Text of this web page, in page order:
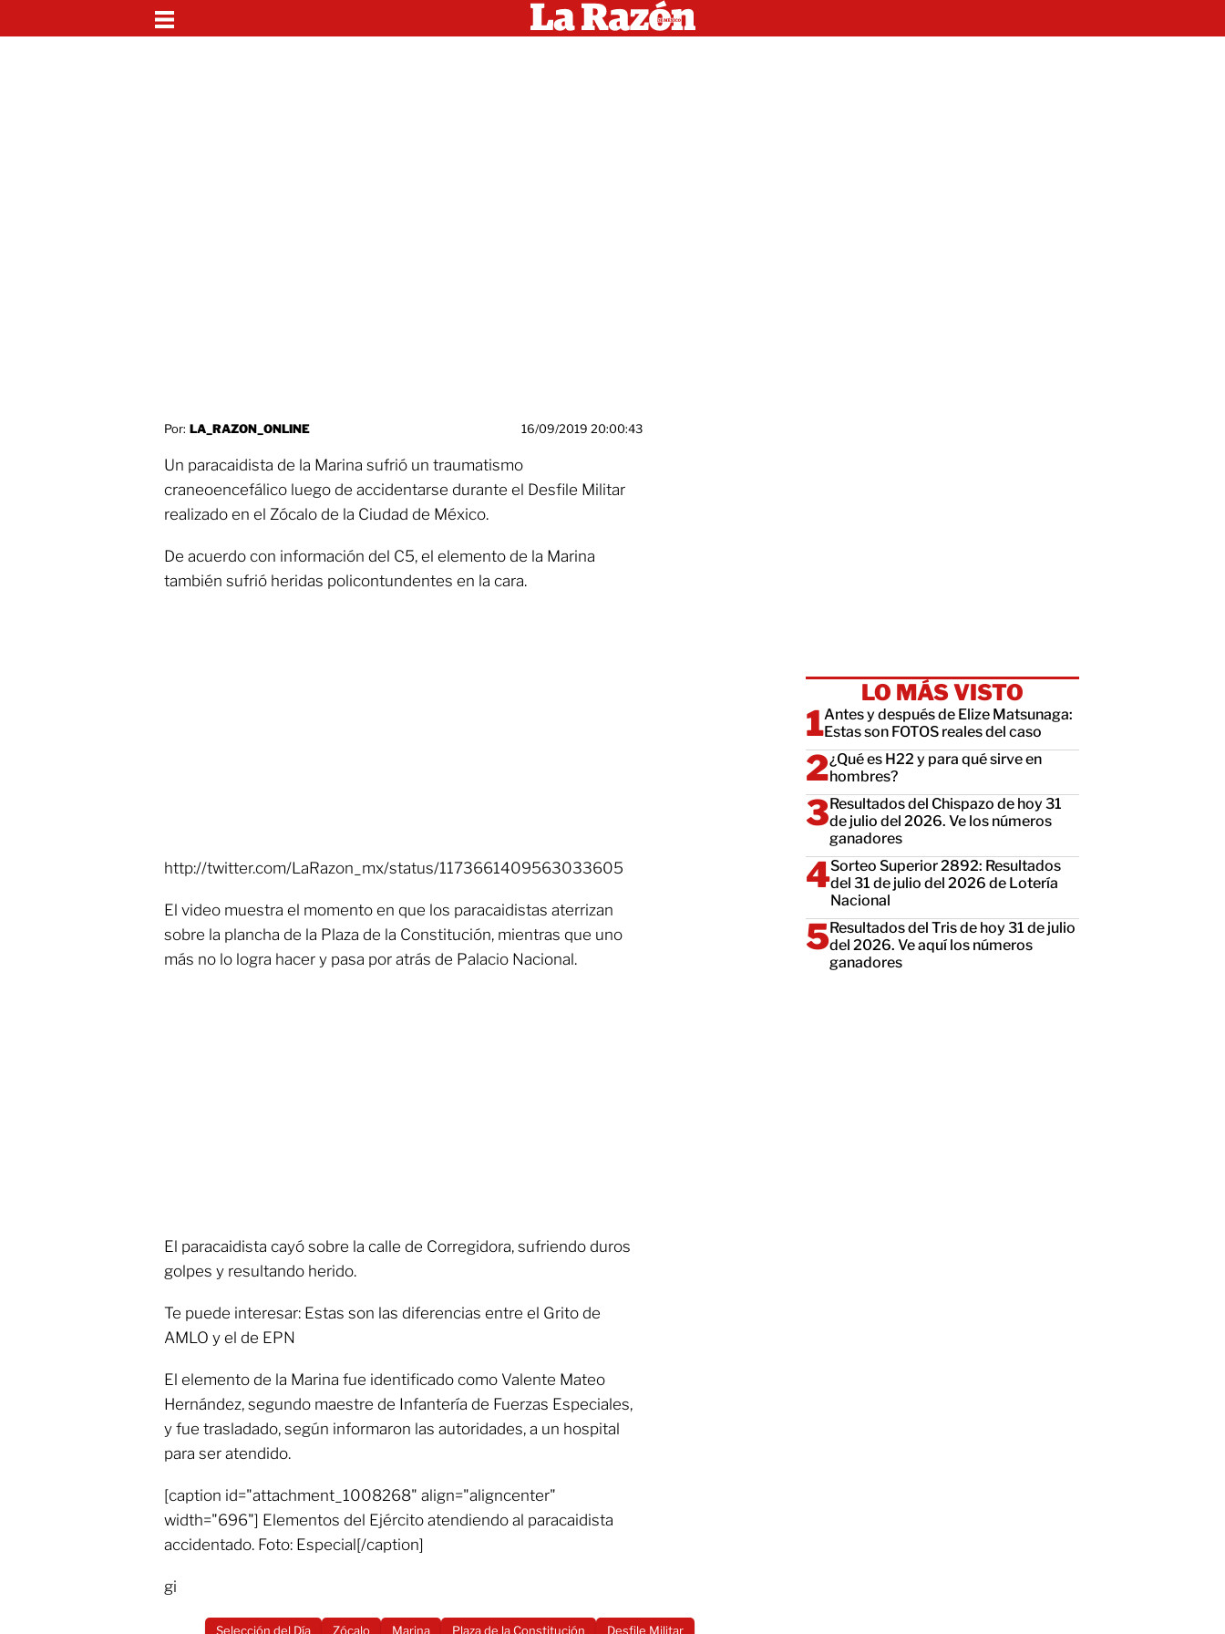
Por: LA_RAZON_ONLINE 16/09/2019 20:00:43
Un paracaidista de la Marina sufrió un traumatismo
craneoencefálico luego de accidentarse durante el Desfile Militar
realizado en el Zócalo de la Ciudad de México.
De acuerdo con información del C5, el elemento de la Marina
también sufrió heridas policontundentes en la cara.
http://twitter.com/LaRazon_mx/status/1173661409563033605
El video muestra el momento en que los paracaidistas aterrizan
sobre la plancha de la Plaza de la Constitución, mientras que uno
más no lo logra hacer y pasa por atrás de Palacio Nacional.
El paracaidista cayó sobre la calle de Corregidora, sufriendo duros
golpes y resultando herido.
Te puede interesar: Estas son las diferencias entre el Grito de
AMLO y el de EPN
El elemento de la Marina fue identificado como Valente Mateo
Hernández, segundo maestre de Infantería de Fuerzas Especiales,
y fue trasladado, según informaron las autoridades, a un hospital
para ser atendido.
[caption id="attachment_1008268" align="aligncenter"
width="696"] Elementos del Ejército atendiendo al paracaidista
accidentado. Foto: Especial[/caption]
gi
Selección del Día Zócalo Marina Plaza de la Constitución
Desfile Militar
LO MÁS VISTO
Antes y después de Elize Matsunaga:
Estas son FOTOS reales del caso
¿Qué es H22 y para qué sirve en
hombres?
Resultados del Chispazo de hoy 31
de julio del 2026. Ve los números
ganadores
Sorteo Superior 2892: Resultados
del 31 de julio del 2026 de Lotería
Nacional
Resultados del Tris de hoy 31 de julio
del 2026. Ve aquí los números
ganadores